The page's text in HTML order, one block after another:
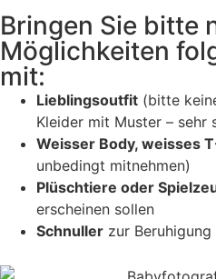
Bringen Sie bitte
Möglichkeiten
mit:
Lieblingsoutfit (bitte
Kleider mit Muster – sehr
Weisser Body, weisses
unbedingt mitnehmen)
Plüschtiere oder
erscheinen sollen
Schnuller zur